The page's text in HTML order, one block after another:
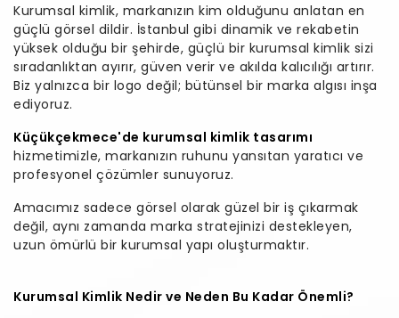
Kurumsal kimlik, markanızın kim olduğunu anlatan en
güçlü görsel dildir. İstanbul gibi dinamik ve rekabetin
yüksek olduğu bir şehirde, güçlü bir kurumsal kimlik sizi
sıradanlıktan ayırır, güven verir ve akılda kalıcılığı artırır.
Biz yalnızca bir logo değil; bütünsel bir marka algısı inşa
ediyoruz.
Küçükçekmece'de kurumsal kimlik tasarımı
hizmetimizle, markanızın ruhunu yansıtan yaratıcı ve
profesyonel çözümler sunuyoruz.
Amacımız sadece görsel olarak güzel bir iş çıkarmak
değil, aynı zamanda marka stratejinizi destekleyen,
uzun ömürlü bir kurumsal yapı oluşturmaktır.
Kurumsal Kimlik Nedir ve Neden Bu Kadar Önemli?